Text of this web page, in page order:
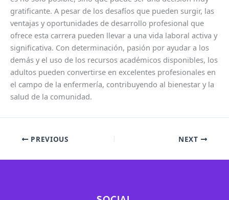
gratificante. A pesar de los desafíos que pueden surgir, las
ventajas y oportunidades de desarrollo profesional que
ofrece esta carrera pueden llevar a una vida laboral activa y
significativa. Con determinación, pasión por ayudar a los
demás y el uso de los recursos académicos disponibles, los
adultos pueden convertirse en excelentes profesionales en
el campo de la enfermería, contribuyendo al bienestar y la
salud de la comunidad.
PREVIOUS NEXT